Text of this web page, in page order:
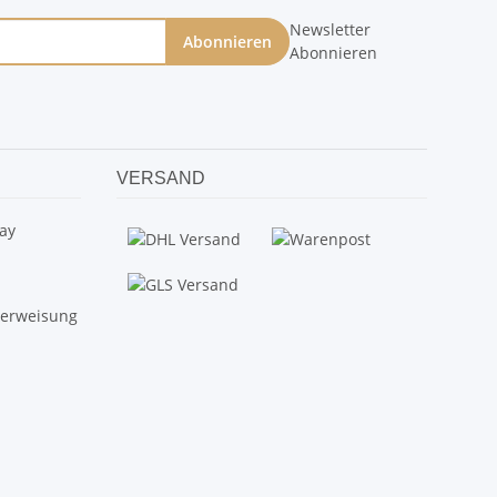
Abonnieren
Newsletter
Abonnieren
VERSAND